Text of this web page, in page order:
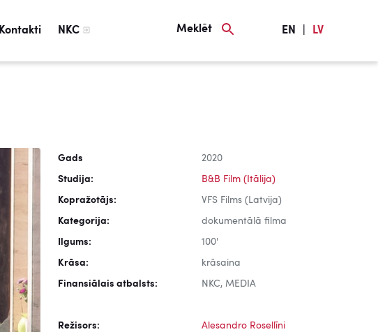
Kontakti NKC Meklēt EN LV
Gads 2020
Studija: B&B Film (Itālija)
Kopražotājs: VFS Films (Latvija)
Kategorija: dokumentālā filma
Ilgums: 100'
Krāsa: krāsaina
Finansiālais atbalsts: NKC, MEDIA
Režisors: Alesandro Rosellīni